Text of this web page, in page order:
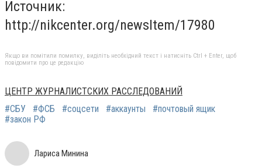
Источник:
http://nikcenter.org/newsItem/17980
Якщо ви помітили помилку, виділіть необхідний текст і натисніть Ctrl + Enter, щоб
повідомити про це редакцію
ЦЕНТР ЖУРНАЛИСТСКИХ РАССЛЕДОВАНИЙ
#СБУ
#ФСБ #соцсети #аккаунты
#почтовый ящик
#закон РФ
Лариса Минина